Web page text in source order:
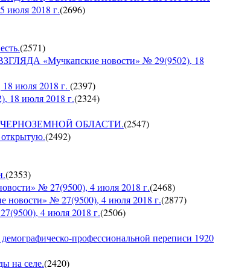
2018 г.(2696)
(2571)
«Мучкапские новости» № 29(9502), 18
июля 2018 г. (2397)
июля 2018 г.(2324)
ЧЕРНОЗЕМНОЙ ОБЛАСТИ.(2547)
(2492)
(2353)
№ 27(9500), 4 июля 2018 г.(2468)
№ 27(9500), 4 июля 2018 г.(2877)
4 июля 2018 г.(2506)
профессиональной переписи 1920
на селе.(2420)